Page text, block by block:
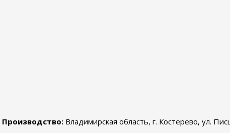
Производство: Владимирская область, г. Костерево, ул.